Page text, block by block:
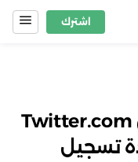
اشترك
منصة X تبدأ إلغاء نطاق Twitter.com
تسجيل